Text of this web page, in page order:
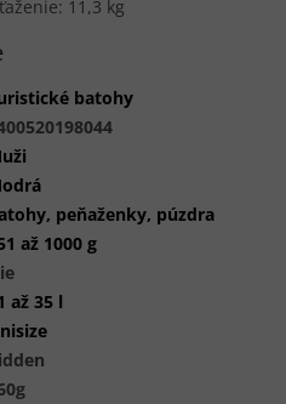
11,3 kg
batohy
peňaženky, púzdra
až 1000 g
až 35 l